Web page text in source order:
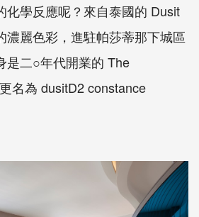
化學反應呢？來自泰國的 Dusit
濃麗色彩，進駐帕莎蒂那下城區
是二○年代開業的 The
名為 dusitD2 constance